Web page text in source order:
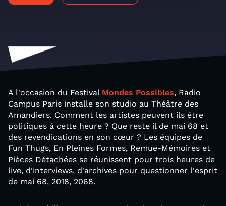
A l'occasion du Festival Mondes Possibles, Radio
Campus Paris installe son studio au Théâtre des
Amandiers. Comment les artistes peuvent ils être
politiques à cette heure ? Que reste il de mai 68 et
des revendications en son cœur ? Les équipes de
Fun Thugs, En Pleines Formes, Remue-Mémoires et
Pièces Détachées se réunissent pour trois heures de
live, d'interviews, d'archives pour questionner l'esprit
de mai 68, 2018, 2068.